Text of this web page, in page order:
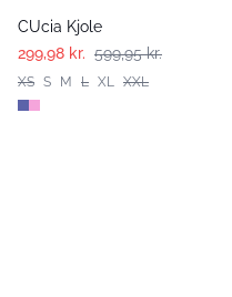
CUcia Kjole
299,98 kr. 599,95 kr.
XS S M L XL XXL